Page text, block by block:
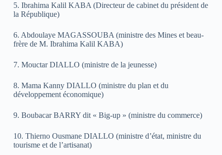
5. Ibrahima Kalil KABA (Directeur de cabinet du président de
la République)
6. Abdoulaye MAGASSOUBA (ministre des Mines et beau-
frère de M. Ibrahima Kalil KABA)
7. Mouctar DIALLO (ministre de la jeunesse)
8. Mama Kanny DIALLO (ministre du plan et du
développement économique)
9. Boubacar BARRY dit « Big-up » (ministre du commerce)
10. Thierno Ousmane DIALLO (ministre d’état, ministre du
tourisme et de l’artisanat)